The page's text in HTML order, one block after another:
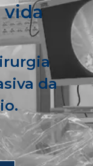
vida
da